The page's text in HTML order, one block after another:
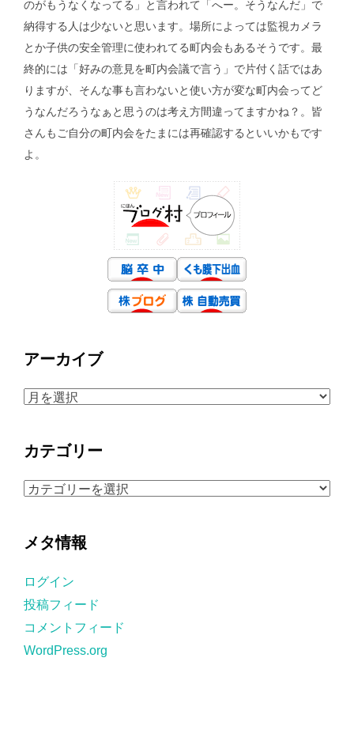
のがもうなくなってる」と言われて「へー。そうなんだ」で
納得する人は少ないと思います。場所によっては監視カメラ
とか子供の安全管理に使われてる町内会もあるそうです。最
終的には「好みの意見を町内会議で言う」で片付く話ではあ
りますが、そんな事も言わないと使い方が変な町内会ってど
うなんだろうなぁと思うのは考え方間違ってますかね？。皆
さんもご自分の町内会をたまには再確認するといいかもです
よ。
アーカイブ
ア
ブ
カテゴリー
カ
ー
メタ情報
ログイン
投稿フィード
コメントフィード
WordPress.org